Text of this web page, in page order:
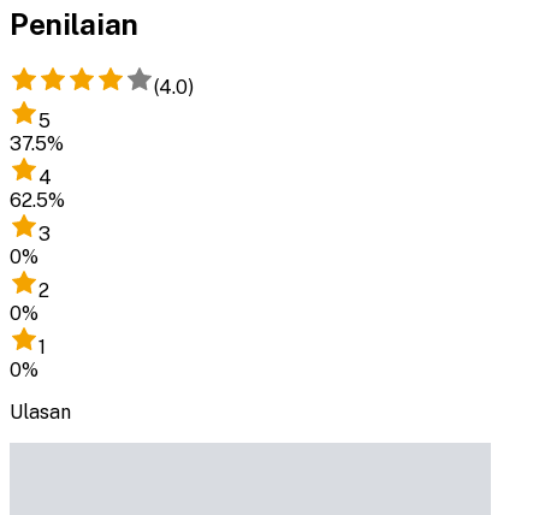
Penilaian
(4.0)
5
37.5%
4
62.5%
3
0%
2
0%
1
0%
Ulasan